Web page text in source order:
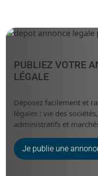
PUBLIEZ VOTRE
LÉGALE
Déposez facilement et
légales : vie des
administratifs et
Je publie une